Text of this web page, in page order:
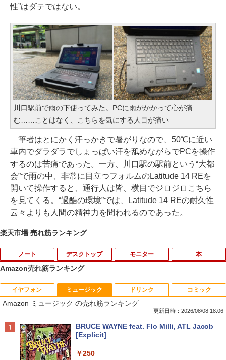
性”はダテではない。
川口駅前で雨の下使ってみた。PCに雨がかかって心が痛
む……ことはなく、こちらを気にする人目が痛い
筆者はとにかく汗っかきで暑がりなので、50℃に近い
車内でダラダラでしょっぱい汗を舐めながらでPCを操作
するのは苦痛であった。一方、川口駅の駅前という“大都
会”で雨の中、非常に目立つフォルムのLatitude 14 REを
開いて操作すると、通行人は皆、横目でジロジロこちら
を見てくる。“過酷の環境”では、Latitude 14 REの耐久性
云々よりも人間の精神力を問われるのであった。
楽天市場 売れ筋ランキング
ノート
1
【★最大100%ポイント】【Windows X
P 搭載】大手メーカー おまかせ ノートパ
ソコン/Celeron Core2/メモリ:4GB/SSD:
ウス 付き/中古ノートPC 中古ノートパソ
コン パソコン 中古パソコン
￥9,999
デスクトップ モニター
1
モニター台 ラック ヴィト 【玄関先迄納
品】 ニトリ
￥1,790
本
1
宇宙兄弟（43） （モーニング KC） [
小山 宙哉 ]
￥891
Amazon売れ筋ランキング
イヤフォン
Anker Soundcore P40i オフホワイト
ミュージック
Amazon ミュージック の売れ筋ランキング
更新日時：2026/08/08 18:06
BRUCE WAYNE feat. Flo Milli, ATL Jacob
[Explicit]
￥250
ドリンク コミック